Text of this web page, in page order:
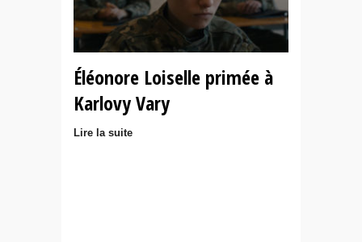
Éléonore Loiselle primée à
Karlovy Vary
Lire la suite